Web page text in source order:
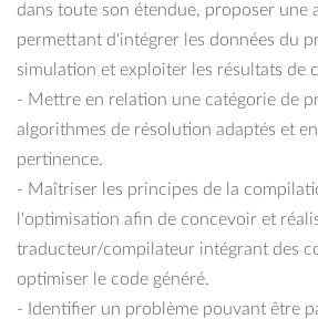
dans toute son étendue, proposer une
permettant d'intégrer les données du
simulation et exploiter les résultats de
- Mettre en relation une catégorie de
algorithmes de résolution adaptés et
pertinence.
- Maîtriser les principes de la
l'optimisation afin de concevoir et
traducteur/compilateur intégrant des
optimiser le code généré.
- Identifier un problème pouvant être